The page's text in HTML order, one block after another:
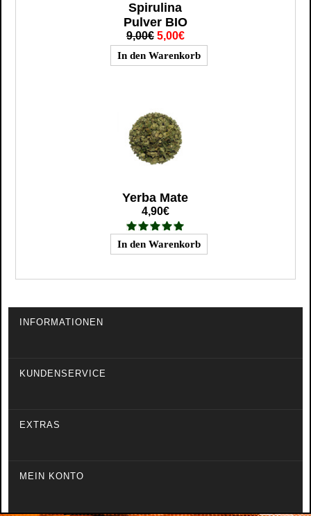
Spirulina
Pulver BIO
9,00€ 5,00€
Yerba Mate
4,90€
INFORMATIONEN
KUNDENSERVICE
EXTRAS
MEIN KONTO